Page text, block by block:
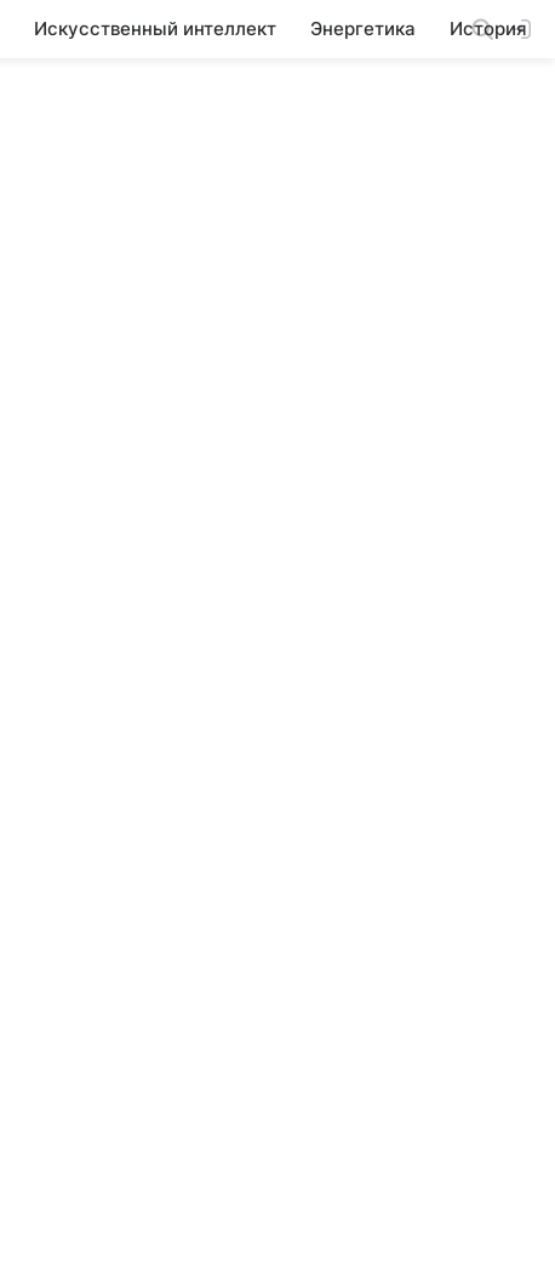
Искусственный интеллект Энергетика История